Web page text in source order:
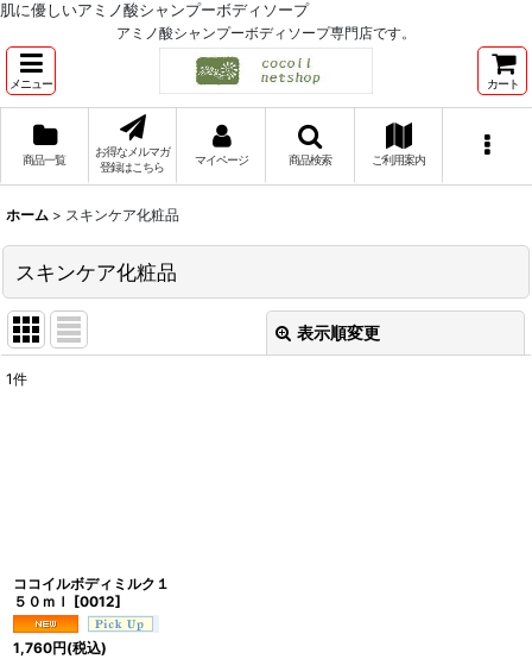
肌に優しいアミノ酸シャンプーボディソープ
アミノ酸シャンプーボディソープ専門店です。
メニュー カート
商品一覧
お得なメルマガ
登録はこちら
マイページ 商品検索 ご利用案内
ホーム > スキンケア化粧品
スキンケア化粧品
表示順変更
1件
ココイルボディミルク１
５０ｍｌ [0012]
1,760円(税込)